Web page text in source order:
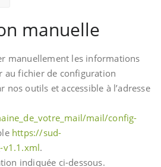
manuelle
manuellement les informations
au fichier de configuration
nos outils et accessible à l’adresse
mail/config-
https://sud-
v1.1.xml.
indiquée ci-dessous.